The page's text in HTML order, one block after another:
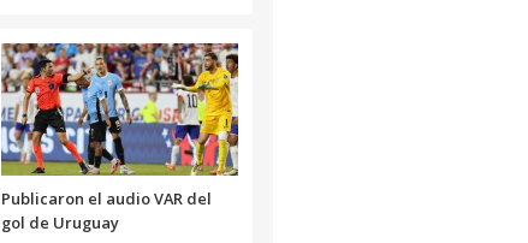
Publicaron el audio VAR del
gol de Uruguay